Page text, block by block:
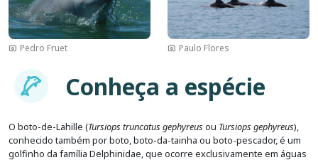
Pedro Fruet Paulo Flores
Imagem Conheça a espécie
O boto-de-Lahille (Tursiops truncatus gephyreus ou Tursiops gephyreus),
conhecido também por boto, boto-da-tainha ou boto-pescador, é um
golfinho da família Delphinidae, que ocorre exclusivamente em águas